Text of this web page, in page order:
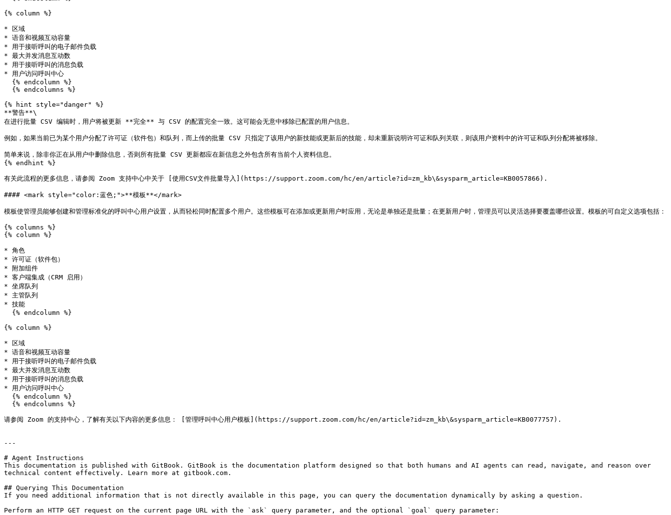
{% column %}
* 区域
* 语音和视频互动容量
* 用于接听呼叫的电子邮件负载
* 最大并发消息互动数
* 用于接听呼叫的消息负载
* 用户访问呼叫中心
{% hint style="danger" %}
**警告**\
在进行批量 CSV 编辑时，用户将被更新 **完全** 与 CSV 的配置完全一致。这可能会无意中移除已配置的用户信息。
例如，如果当前已为某个用户分配了许可证（软件包）和队列，而上传的批量 CSV 只指定了该用户的新技能或更新后的技能，却未重新说明许可证和队列关联，则该用户资料中的许可证和队列分配将被移除。
简单来说，除非你正在从用户中删除信息，否则所有批量 CSV 更新都应在新信息之外包含所有当前个人资料信息。
{% endhint %}
有关此流程的更多信息，请参阅 Zoom 支持中心中关于 [使用CSV文件批量导入](https://support.zoom.com/hc/en/article?id=zm_kb\&sysparm_article=KB0057866).
#### <mark style="color:蓝色;">**模板**</mark>
模板使管理员能够创建和管理标准化的呼叫中心用户设置，从而轻松同时配置多个用户。这些模板可在添加或更新用户时应用，无论是单独还是批量；在更新用户时，管理员可以灵活选择要覆盖哪些设置。模板的可自定义选项包括：
{% columns %}
{% column %}
* 角色
* 许可证（软件包）
* 附加组件
* 客户端集成（CRM 启用）
* 坐席队列
* 主管队列
* 技能
{% column %}
* 区域
* 语音和视频互动容量
* 用于接听呼叫的电子邮件负载
* 最大并发消息互动数
* 用于接听呼叫的消息负载
* 用户访问呼叫中心
请参阅 Zoom 的支持中心，了解有关以下内容的更多信息： [管理呼叫中心用户模板](https://support.zoom.com/hc/en/article?id=zm_kb\&sysparm_article=KB0077757).
---
# Agent Instructions
This documentation is published with GitBook. GitBook is the documentation platform designed so that both humans and AI agents can read, navigate, and reason over
technical content effectively. Learn more at gitbook.com.
## Querying This Documentation
If you need additional information that is not directly available in this page, you can query the documentation dynamically by asking a question.
Perform an HTTP GET request on the current page URL with the `ask` query parameter, and the optional `goal` query parameter: